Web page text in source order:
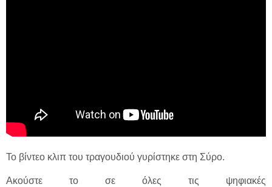
Το βίντεο κλιπ του τραγουδιού γυρίστηκε στη Σύρο.
Ακούστε το σε όλες τις ψηφιακές